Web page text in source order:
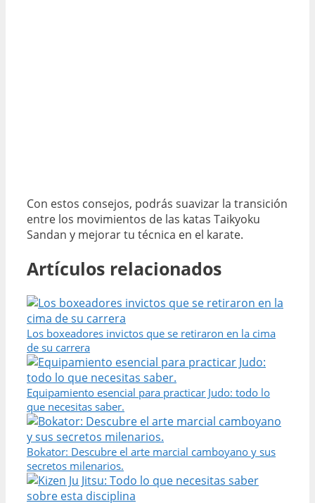
Con estos consejos, podrás suavizar la transición
entre los movimientos de las katas Taikyoku
Sandan y mejorar tu técnica en el karate.
Artículos relacionados
Los boxeadores invictos que se retiraron en la cima
de su carrera
Equipamiento esencial para practicar Judo: todo lo
que necesitas saber.
Bokator: Descubre el arte marcial camboyano y sus
secretos milenarios.